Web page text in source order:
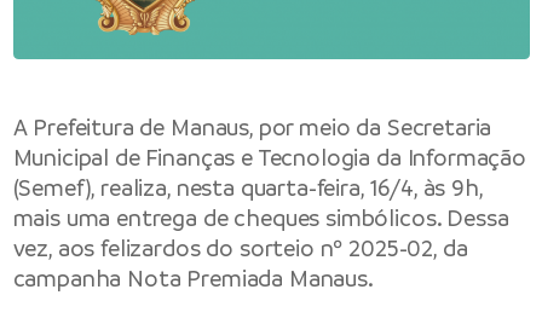
A Prefeitura de Manaus, por meio da Secretaria
Municipal de Finanças e Tecnologia da Informação
(Semef), realiza, nesta quarta-feira, 16/4, às 9h,
mais uma entrega de cheques simbólicos. Dessa
vez, aos felizardos do sorteio nº 2025-02, da
campanha Nota Premiada Manaus.